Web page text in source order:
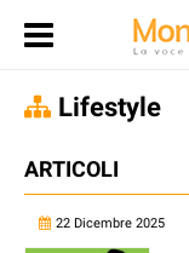
Lifestyle
ARTICOLI
22 Dicembre 2025